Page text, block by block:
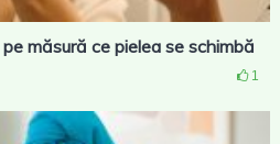
măsură ce pielea se schimbă
1